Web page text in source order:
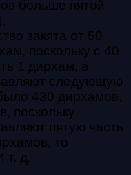
больше пятой
закята от 50
поскольку с 40
1 дирхам, а
следующую
430 дирхамов,
поскольку
пятую часть
то
т. д.